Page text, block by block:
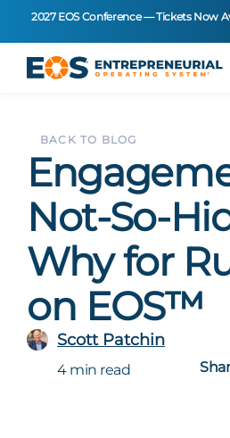
2027 EOS Conference — Tickets Now
BACK TO BLOG
Not-So-
Why for
on EOS™
Scott Patchin
4 min read